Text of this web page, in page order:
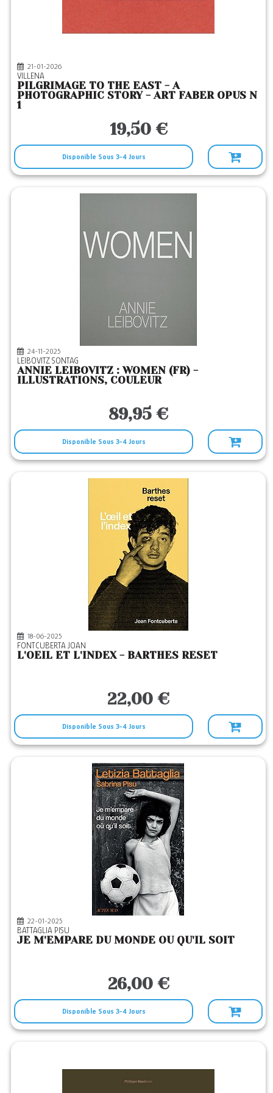
21-01-2026
VILLENA
PILGRIMAGE TO THE EAST - A
PHOTOGRAPHIC STORY - ART FABER OPUS N
1
19,50 €
Disponible Sous 3-4 Jours
24-11-2025
LEIBOVITZ SONTAG
ANNIE LEIBOVITZ : WOMEN (FR) -
ILLUSTRATIONS, COULEUR
89,95 €
Disponible Sous 3-4 Jours
18-06-2025
FONTCUBERTA JOAN
L'OEIL ET L'INDEX - BARTHES RESET
22,00 €
Disponible Sous 3-4 Jours
22-01-2025
BATTAGLIA PISU
JE M'EMPARE DU MONDE OU QU'IL SOIT
26,00 €
Disponible Sous 3-4 Jours